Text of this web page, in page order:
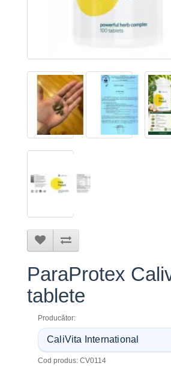
ParaProtex
tablete
Producător:
CaliVita International
Cod produs: CV0114